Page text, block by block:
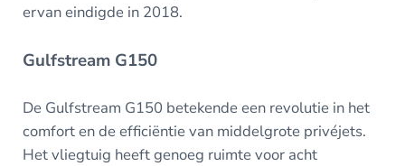
ervan eindigde in 2018.
Gulfstream G150
De Gulfstream G150 betekende een revolutie in het
comfort en de efficiëntie van middelgrote privéjets.
Het vliegtuig heeft genoeg ruimte voor acht